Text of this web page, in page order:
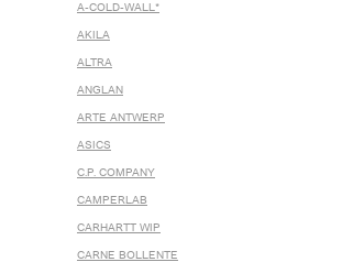
A-COLD-WALL*
AKILA
ALTRA
ANGLAN
ARTE ANTWERP
ASICS
C.P. COMPANY
CAMPERLAB
CARHARTT WIP
CARNE BOLLENTE